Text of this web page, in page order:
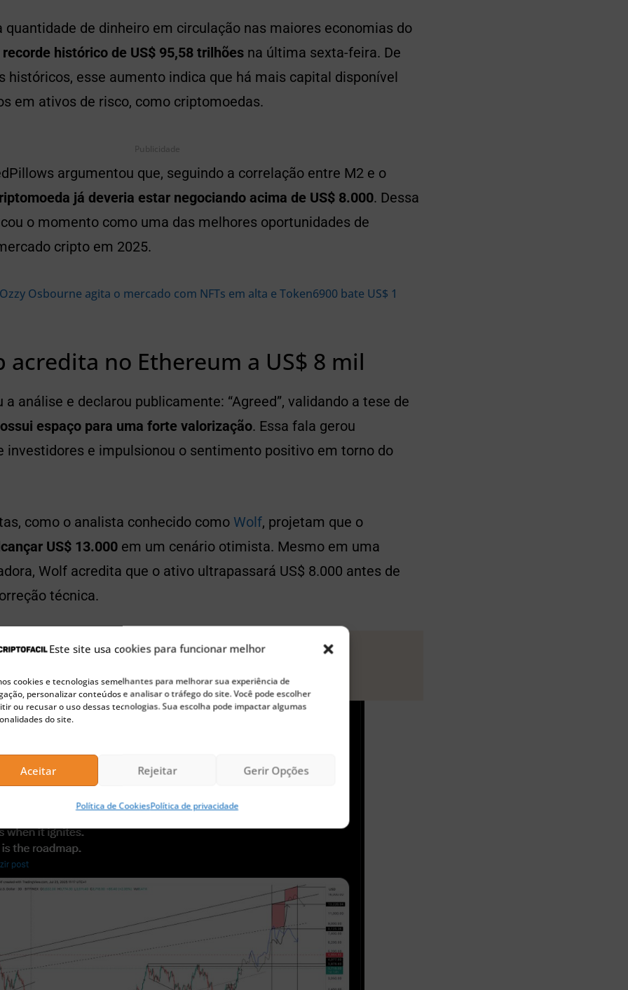
Este site usa cookies para funcionar melhor
cookies e tecnologias semelhantes para melhorar sua experiência de
personalizar conteúdos e analisar o tráfego do site. Você pode escolher
ou recusar o uso dessas tecnologias. Sua escolha pode impactar algumas
do site.
Aceitar Rejeitar Gerir Opções
Política de CookiesPolítica de privacidade
quantidade de dinheiro em circulação nas maiores economias do
recorde histórico de US$ 95,58 trilhões na última sexta-feira. De
históricos, esse aumento indica que há mais capital disponível
em ativos de risco, como criptomoedas.
Publicidade
argumentou que, seguindo a correlação entre M2 e o
já deveria estar negociando acima de US$ 8.000. Dessa
o momento como uma das melhores oportunidades de
cripto em 2025.
Ozzy Osbourne agita o mercado com NFTs em alta e Token6900 bate US$ 1
acredita no Ethereum a US$ 8 mil
a análise e declarou publicamente: “Agreed”, validando a tese de
espaço para uma forte valorização. Essa fala gerou
investidores e impulsionou o sentimento positivo em torno do
como o analista conhecido como Wolf, projetam que o
US$ 13.000 em um cenário otimista. Mesmo em uma
Wolf acredita que o ativo ultrapassará US$ 8.000 antes de
técnica.
🚀 Buscando a próxima moeda 100x?
Confira nossas sugestões de Pre-Sales para investir agora